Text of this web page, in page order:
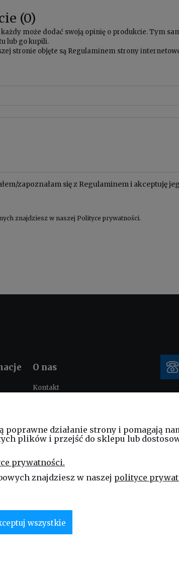
(0)
może dodać swoją opinię o produkcie. Tym
lub go kupili.
stronie objęte są Regulaminem strony
zapoznałam się z Regulaminemi akceptuję
znajdziesz w naszej Polityce prywatności.
O nas
Kontakt
działanie strony i pomagają
plików i przejść do sklepu lub
prywatności.
znajdziesz w naszej polityce
wszystkie